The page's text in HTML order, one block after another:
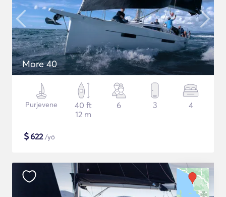
More 40
Purjevene
40 ft
12 m
6 3 4
$622/yö